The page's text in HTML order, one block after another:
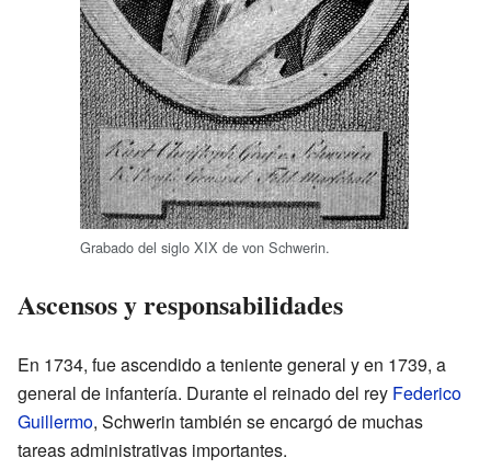
Grabado del siglo XIX de von Schwerin.
Ascensos y responsabilidades
En 1734, fue ascendido a teniente general y en 1739, a
general de infantería. Durante el reinado del rey Federico
Guillermo, Schwerin también se encargó de muchas
tareas administrativas importantes.